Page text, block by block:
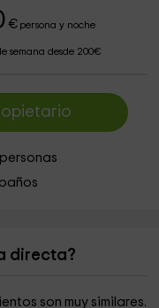
€persona y noche
semana desde 200€
personas
baños
directa?
son muy similares.